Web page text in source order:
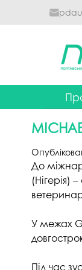
До
(Нігерія)
У межах
Під час